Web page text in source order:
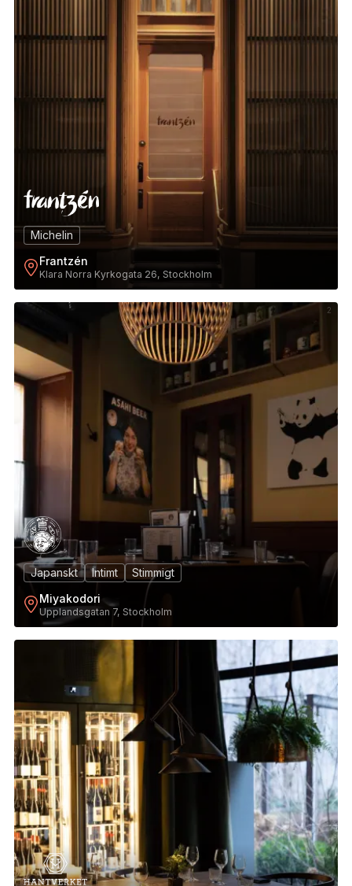
Michelin
Frantzén
Klara Norra Kyrkogata 26, Stockholm
2
Japanskt Intimt
Stimmigt
Miyakodori
Upplandsgatan 7, Stockholm
3